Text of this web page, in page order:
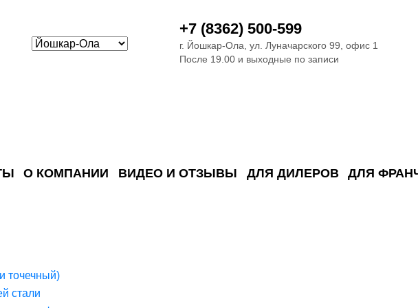
+7 (8362) 500-599
г. Йошкар-Ола, ул. Луначарского 99, офис 1
После 19.00 и выходные по записи
О КОМПАНИИ ВИДЕО И ОТЗЫВЫ ДЛЯ ДИЛЕРОВ ДЛЯ
точечный)
стали